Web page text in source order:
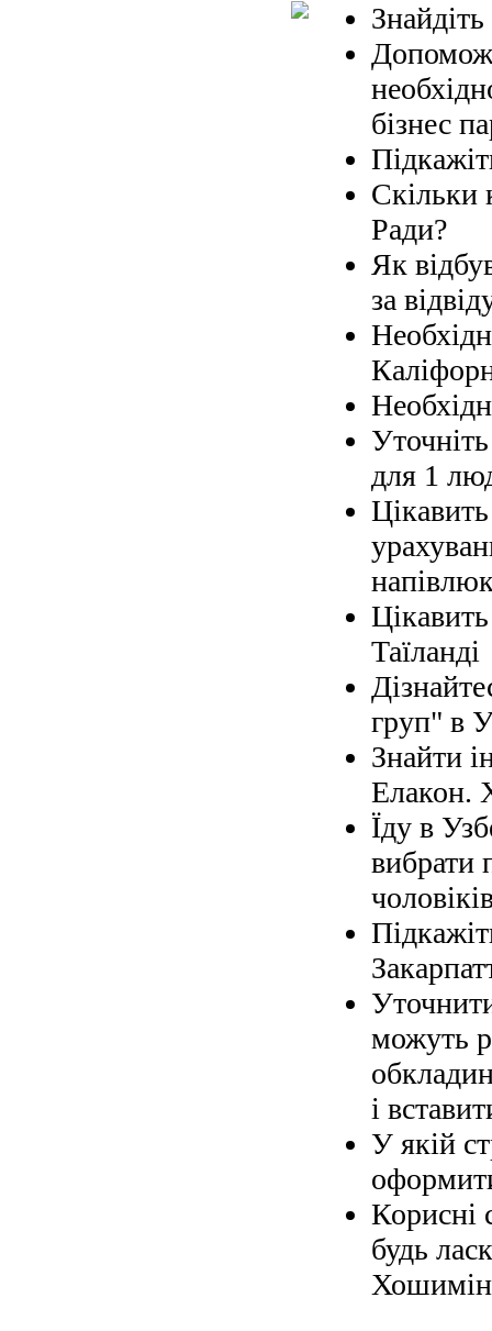
бізнес
Скільки
Ради?
Як
за
для 1
Таїланді
груп" в
Знайти
Елакон.
Їду в
вибрати
можуть
і
У якій
Корисні
будь